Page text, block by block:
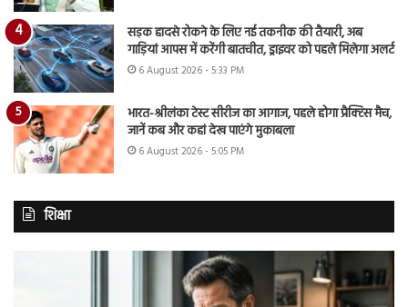
सड़क हादसे रोकने के लिए नई तकनीक की तैयारी, अब
गाड़ियां आपस में करेंगी बातचीत, ड्राइवर को पहले मिलेगा अलर्ट
6 August 2026 - 5:33 PM
भारत-श्रीलंका टेस्ट सीरीज का आगाज, पहले होगा प्रैक्टिस मैच,
जानें कब और कहां देख पाएंगे मुकाबला
6 August 2026 - 5:05 PM
शिक्षा